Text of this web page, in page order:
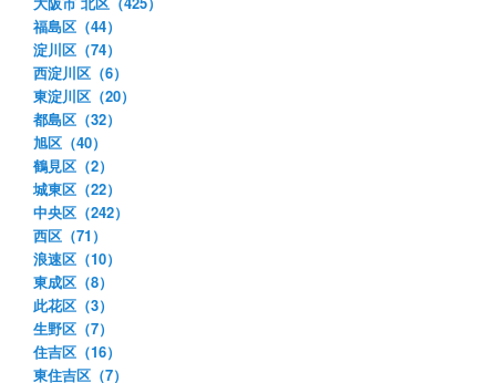
福島区（44）
淀川区（74）
西淀川区（6）
東淀川区（20）
都島区（32）
旭区（40）
鶴見区（2）
城東区（22）
中央区（242）
西区（71）
浪速区（10）
東成区（8）
此花区（3）
生野区（7）
住吉区（16）
東住吉区（7）